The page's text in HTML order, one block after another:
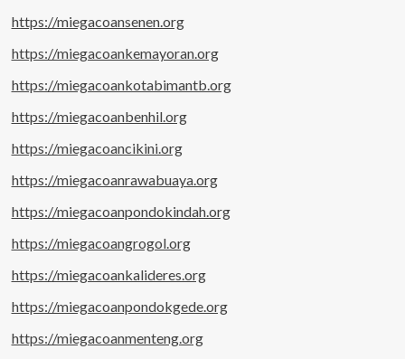
https://miegacoansenen.org
https://miegacoankemayoran.org
https://miegacoankotabimantb.org
https://miegacoanbenhil.org
https://miegacoancikini.org
https://miegacoanrawabuaya.org
https://miegacoanpondokindah.org
https://miegacoangrogol.org
https://miegacoankalideres.org
https://miegacoanpondokgede.org
https://miegacoanmenteng.org